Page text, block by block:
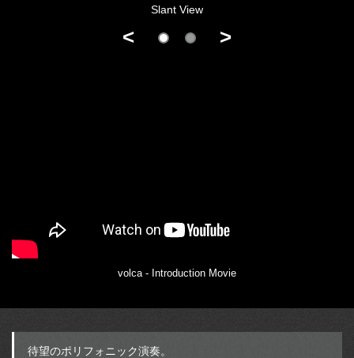
Slant View
< >
volca - Introduction Movie
待望のポリフォニック演奏。